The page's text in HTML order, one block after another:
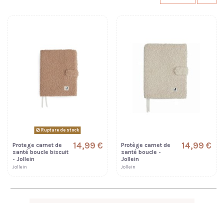
Rupture de stock
Protege carnet de
santé boucle biscuit
- Jollein
Jollein
14,99 €
Protège carnet de
santé boucle -
Jollein
Jollein
14,99 €